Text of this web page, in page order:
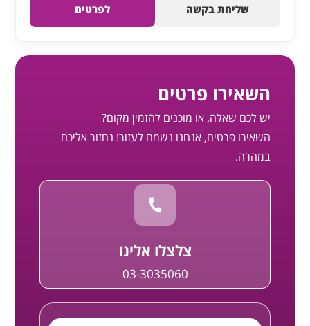
שליחת בקשה לפרטים
השאירו פרטים
יש לכם שאלה, או מוכנים להזמין מקום?
השאירו פרטים, אנחנו נשמח לעזור! נחזור אליכם
במהרה.
צלצלו אלינו
03-3035060